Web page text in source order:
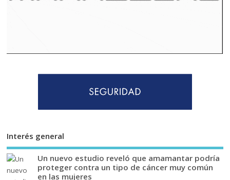
Interés general
Un nuevo estudio reveló que amamantar podría
proteger contra un tipo de cáncer muy común
en las mujeres